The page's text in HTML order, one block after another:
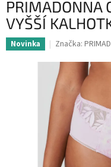
PRIMADONNA
VYŠŠÍ
Novinka Značka: